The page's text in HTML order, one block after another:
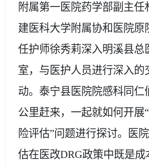
附属第一医院药学部副主任
建医科大学附属协和医院原
任护师徐秀莉深入明溪县总
室， 与医护人员进行深入的
动。 泰宁县医院院感科同仁
公里赶来，一起就如何开展
险评估”问题进行探讨。医
估在医改DRG政策中既是成